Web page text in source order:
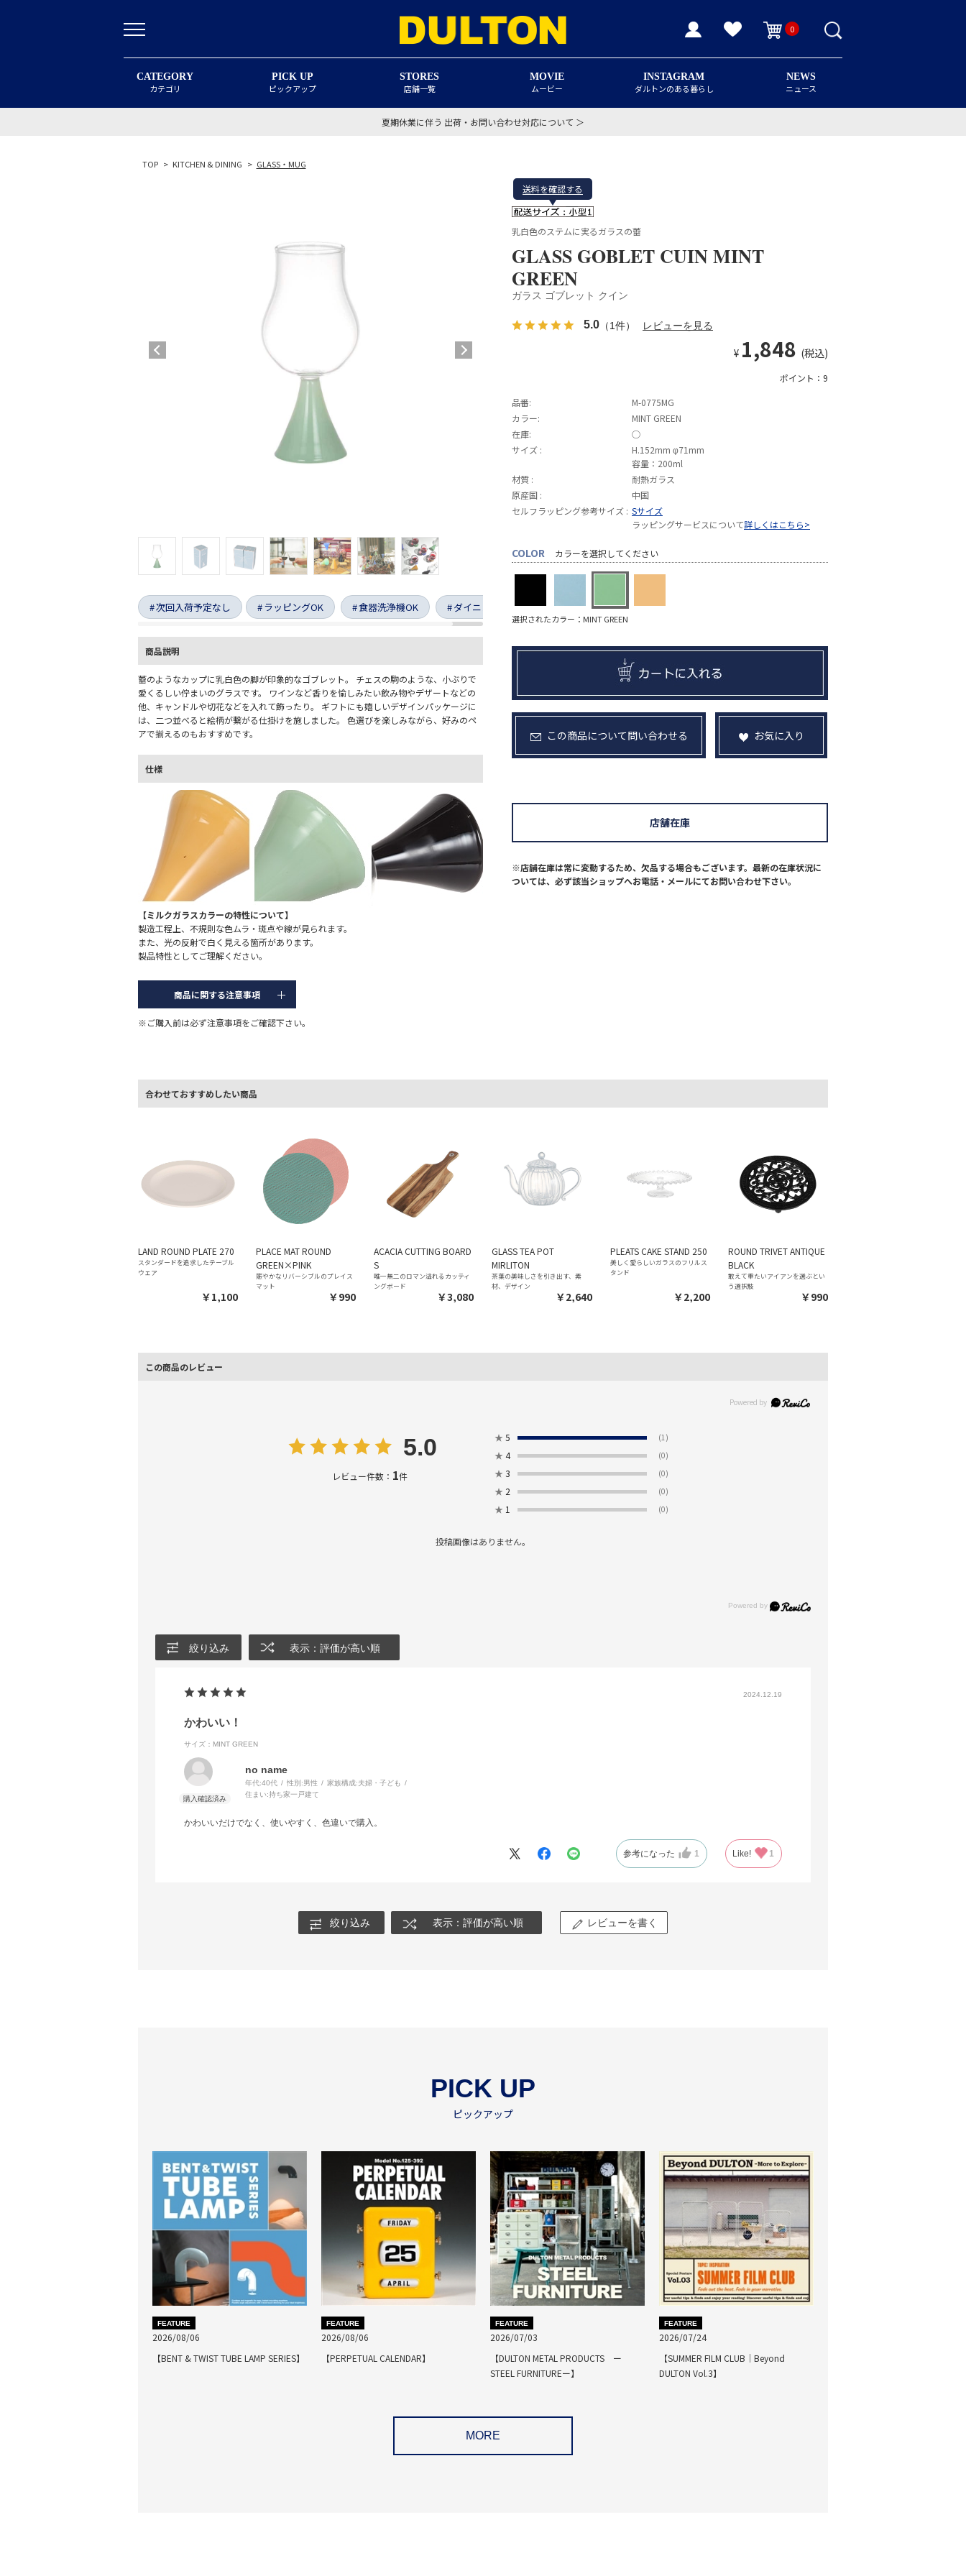
0
CATEGORY
カテゴリ
PICK UP
ピックアップ
STORES
店舗一覧
MOVIE
ムービー
INSTAGRAM
ダルトンのある暮らし
NEWS
ニュース
夏期休業に伴う 出荷・お問い合わせ対応について ＞
TOP > KITCHEN & DINING > GLASS・MUG
次回入荷予定なし ラッピングOK 食器洗浄機OK ダイニング
商品説明
蕾のようなカップに乳白色の脚が印象的なゴブレット。 チェスの駒のような、小ぶりで
愛くるしい佇まいのグラスです。 ワインなど香りを愉しみたい飲み物やデザートなどの
他、キャンドルや切花などを入れて飾ったり。 ギフトにも嬉しいデザインパッケージに
は、二つ並べると絵柄が繋がる仕掛けを施しました。 色選びを楽しみながら、好みのペ
アで揃えるのもおすすめです。
仕様
【ミルクガラスカラーの特性について】
製造工程上、不規則な色ムラ・斑点や線が見られます。
また、光の反射で白く見える箇所があります。
製品特性としてご理解ください。
商品に関する注意事項
※ご購入前は必ず注意事項をご確認下さい。
送料を確認する
乳白色のステムに実るガラスの蕾
GLASS GOBLET CUIN MINT
GREEN
ガラス ゴブレット クイン
5.0 （1件） レビューを見る
¥ 1,848 (税込)
ポイント：9
品番:
M-0775MG
カラー:
MINT GREEN
在庫:
◯
サイズ :
H.152mm φ71mm
容量：200ml
材質 :
耐熱ガラス
原産国 :
中国
セルフラッピング参考サイズ : Sサイズ
ラッピングサービスについて詳しくはこちら>
COLOR カラーを選択してください
選択されたカラー：MINT GREEN
この商品について問い合わせる お気に入り
※店舗在庫は常に変動するため、欠品する場合もございます。最新の在庫状況に
ついては、必ず該当ショップへお電話・メールにてお問い合わせ下さい。
店舗在庫
合わせておすすめしたい商品
LAND ROUND PLATE 270
スタンダードを追求したテーブル
ウェア
￥1,100
PLACE MAT ROUND
GREEN×PINK
賑やかなリバーシブルのプレイス
マット
￥990
ACACIA CUTTING BOARD
S
唯一無二のロマン溢れるカッティ
ングボード
￥3,080
GLASS TEA POT
MIRLITON
茶葉の美味しさを引き出す、素
材、デザイン
￥2,640
PLEATS CAKE STAND 250
美しく愛らしいガラスのフリルス
タンド
￥2,200
ROUND TRIVET ANTIQUE
BLACK
敢えて重たいアイアンを選ぶとい
う選択肢
￥990
この商品のレビュー
5.0
レビュー件数： 1件
★ 5 (1)
★ 4 (0)
★ 3 (0)
★ 2 (0)
★ 1 (0)
投稿画像はありません。
絞り込み 表示：評価が高い順
2024.12.19
かわいい！
サイズ：MINT GREEN
no name
年代:40代 性別:男性 家族構成:夫婦・子ども
住まい:持ち家一戸建て
かわいいだけでなく、使いやすく、色違いで購入。
参考になった 1 Like! 1
絞り込み 表示：評価が高い順 レビューを書く
PICK UP
ピックアップ
FEATURE
2026/08/06
【BENT & TWIST TUBE LAMP SERIES】
FEATURE
2026/08/06
【PERPETUAL CALENDAR】
FEATURE
2026/07/03
【DULTON METAL PRODUCTS ー
STEEL FURNITUREー】
FEATURE
2026/07/24
【SUMMER FILM CLUB｜Beyond
DULTON Vol.3】
MORE